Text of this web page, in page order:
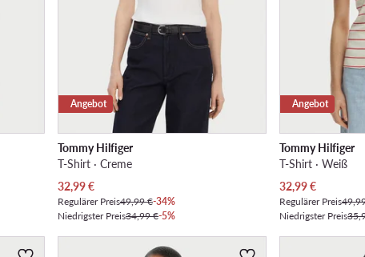
Angebot
Tommy Hilfiger
T-Shirt · Creme
Aktueller Preis
32,99€
Regulärer Preis49,99 €-34%
Niedrigster Preis34,99 €-5%
Angebot
Tommy Hilfiger
T-Shirt · Weiß
Aktueller Preis
32,99€
Regulärer Preis
Niedrigster Preis